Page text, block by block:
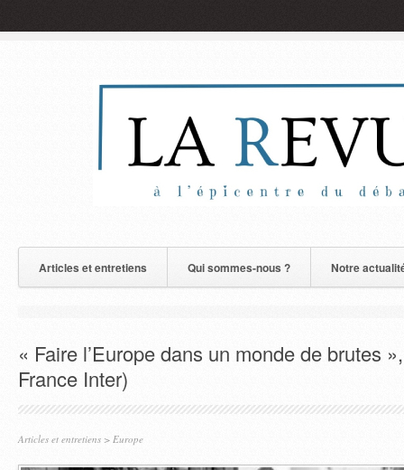
Articles et entretiens Qui sommes-nous ? Notre
« Faire l’Europe dans un monde de brutes
France Inter)
Articles et entretiens > Europe